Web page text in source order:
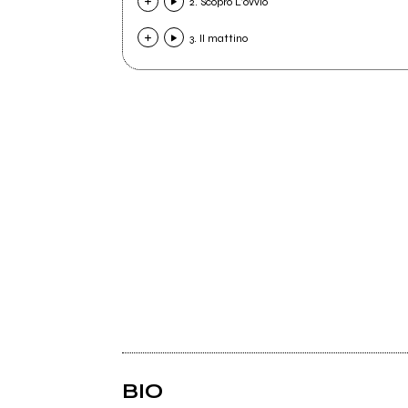
3. Il mattino
BIO